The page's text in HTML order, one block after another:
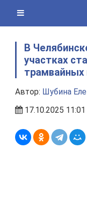
content
В
участках
трамвайных
Автор: Шубина
17.10.2025 11:01